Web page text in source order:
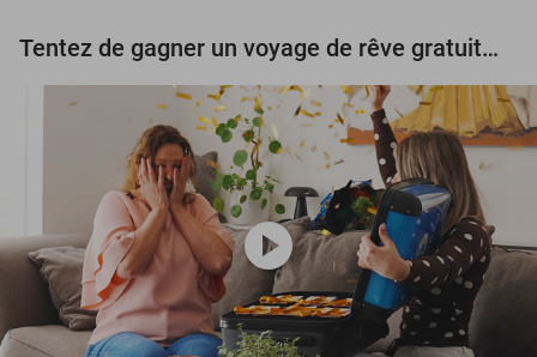
Tentez de gagner un voyage de rêve gratuit d'une valeur de 3.000 € !
play_circle